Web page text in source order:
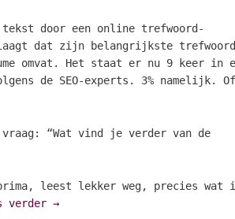
tekst door een online trefwoord-
dat zijn belangrijkste trefwoord
omvat. Het staat er nu 9 keer in
de SEO-experts. 3% namelijk. Of
“Wat vind je verder van de
leest lekker weg, precies wat
verder →